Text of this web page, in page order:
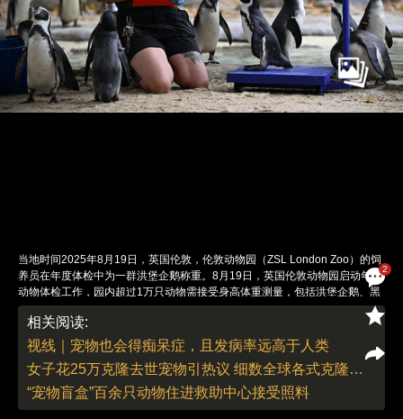
2
当地时间2025年8月19日，英国伦敦，伦敦动物园（ZSL London Zoo）的饲
养员在年度体检中为一群洪堡企鹅称重。8月19日，英国伦敦动物园启动年度
动物体检工作，园内超过1万只动物需接受身高体重测量，包括洪堡企鹅、黑
冠松鼠猴、巨型加拉帕戈斯象龟等物种。此次体检数据将录入全球动物信息管
理系统（ZIMS），为国际濒危物种保护提供关键依据。年度测量不仅是英国
动物园许可认证的法定要求，更是健康监测的核心环节。体重变化能反映动物
妊娠、营养状况及群体互动问题。图：Rasid Necati Aslim/视觉中国
责任编辑：李丛汛 | 版面编辑：李丛汛
相关阅读:
视线｜宠物也会得痴呆症，且发病率远高于人类
女子花25万克隆去世宠物引热议 细数全球各式克隆动物
“宠物盲盒”百余只动物住进救助中心接受照料